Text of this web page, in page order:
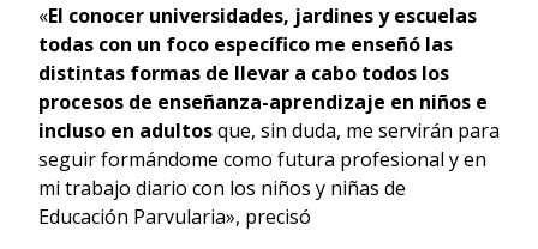
«El conocer universidades, jardines y escuelas
todas con un foco específico me enseñó las
distintas formas de llevar a cabo todos los
procesos de enseñanza-aprendizaje en niños e
incluso en adultosque, sin duda, me servirán para
seguir formándome como futura profesional y en
mi trabajo diario con los niños y niñas de
Educación Parvularia», precisó